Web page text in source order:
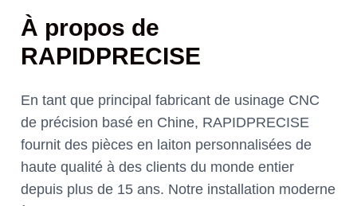
À propos de
RAPIDPRECISE
En tant que principal fabricant de usinage CNC
de précision basé en Chine, RAPIDPRECISE
fournit des pièces en laiton personnalisées de
haute qualité à des clients du monde entier
depuis plus de 15 ans. Notre installation moderne